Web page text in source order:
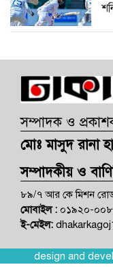
সম্পাদক ও
মোঃ মাসুদ রানা
সম্পাদকীয় ও
৮৯/৭ আর কে মিশন
মোবাইল : ০১৯২০-
ই-মেইল:
design and